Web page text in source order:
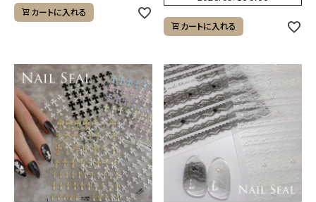
カートに入れる
カートに入れる